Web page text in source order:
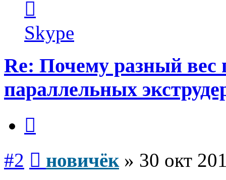
пользователя
новичёк
Skype
Re: Почему разный вес
параллельных
#2 новичёк» 30 окт